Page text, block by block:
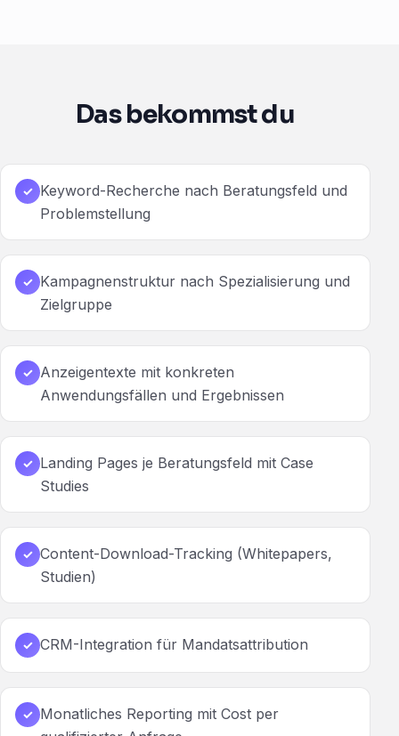
Das bekommst du
✓ Keyword-Recherche nach Beratungsfeld und
Problemstellung
✓ Kampagnenstruktur nach Spezialisierung und
Zielgruppe
✓ Anzeigentexte mit konkreten
Anwendungsfällen und Ergebnissen
✓ Landing Pages je Beratungsfeld mit Case
Studies
✓ Content-Download-Tracking (Whitepapers,
Studien)
✓ CRM-Integration für Mandatsattribution
✓ Monatliches Reporting mit Cost per